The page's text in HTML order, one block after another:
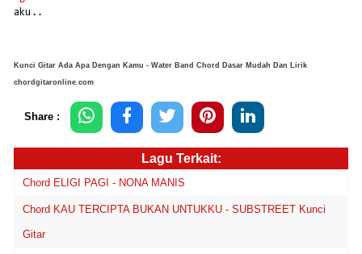
Kunci Gitar Ada Apa Dengan Kamu - Water Band Chord Dasar Mudah Dan Lirik
chordgitaronline.com
Share :
Lagu Terkait:
Chord ELIGI PAGI - NONA MANIS
Chord KAU TERCIPTA BUKAN UNTUKKU - SUBSTREET Kunci
Gitar